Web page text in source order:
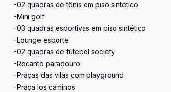
-02 quadras de tênis em piso sintético
-Mini golf
-03 quadras esportivas em piso sintético
-Lounge esporte
-02 quadras de futebol society
-Recanto paradouro
-Praças das vilas com playground
-Praça los caminos